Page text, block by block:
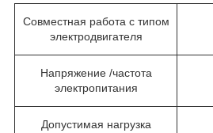
Совместная работа с типом
электродвигателя
Напряжение /частота
электропитания
Допустимая нагрузка